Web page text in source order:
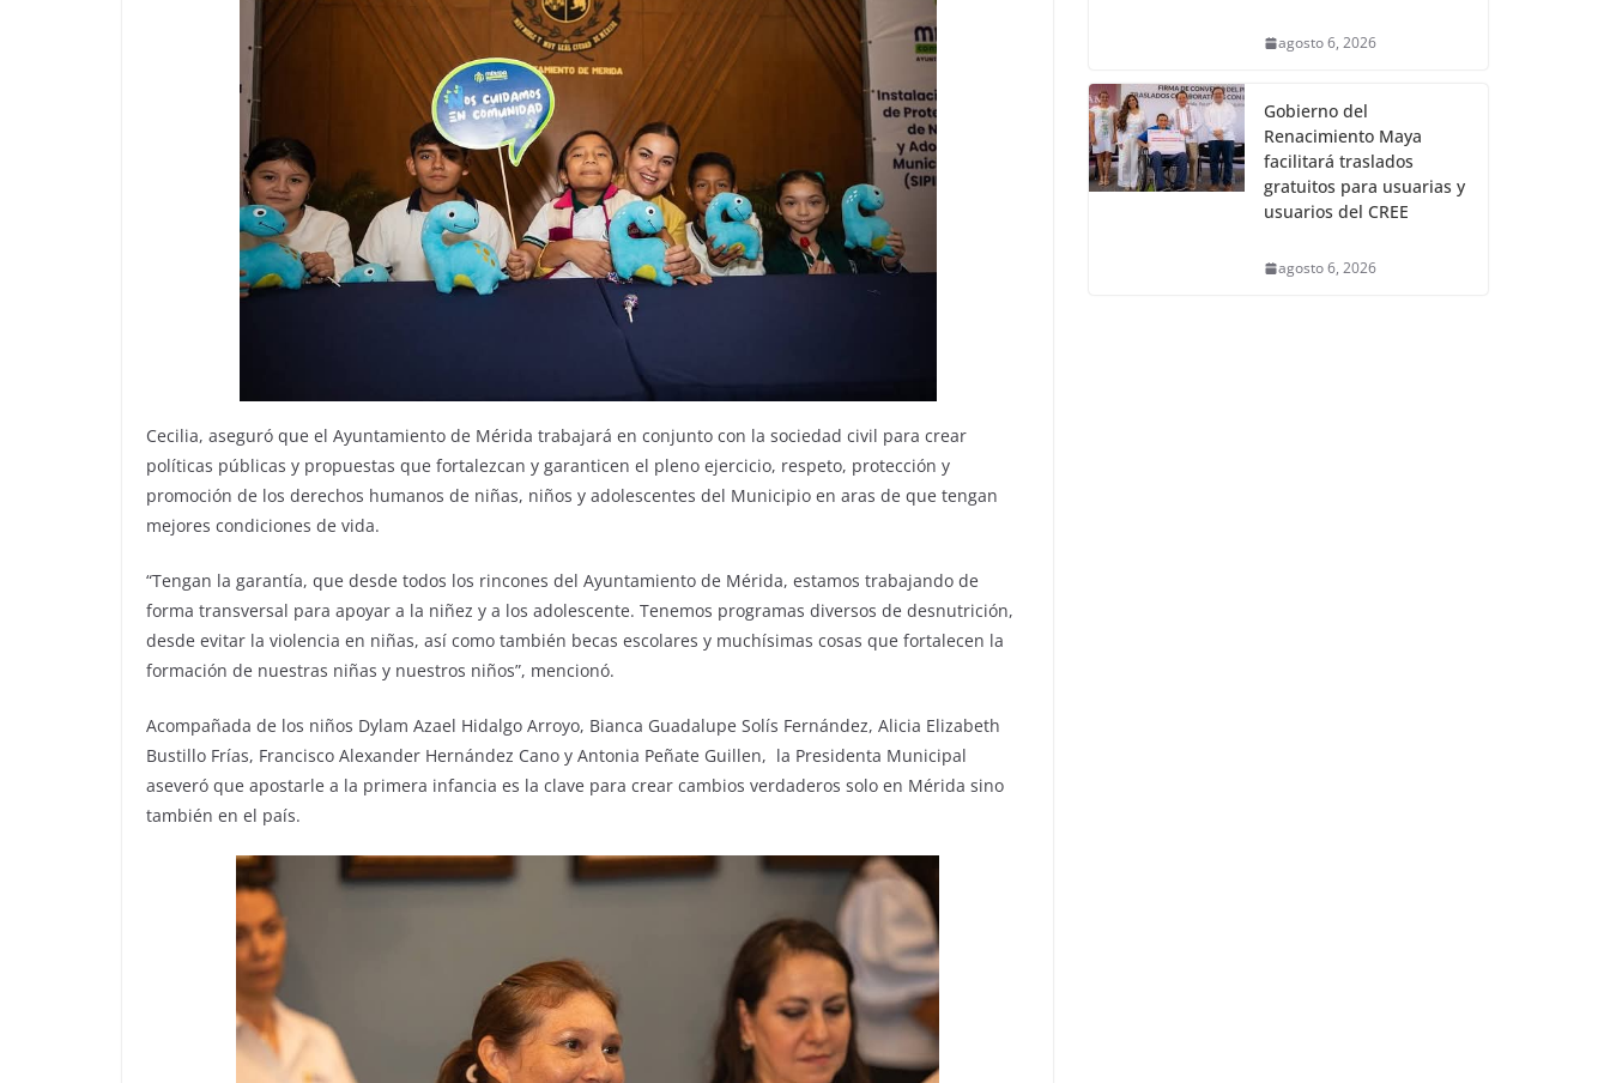
Cecilia, aseguró que el Ayuntamiento de Mérida trabajará en conjunto con la sociedad civil para crear
políticas públicas y propuestas que fortalezcan y garanticen el pleno ejercicio, respeto, protección y
promoción de los derechos humanos de niñas, niños y adolescentes del Municipio en aras de que tengan
mejores condiciones de vida.
“Tengan la garantía, que desde todos los rincones del Ayuntamiento de Mérida, estamos trabajando de
forma transversal para apoyar a la niñez y a los adolescente. Tenemos programas diversos de desnutrición,
desde evitar la violencia en niñas, así como también becas escolares y muchísimas cosas que fortalecen la
formación de nuestras niñas y nuestros niños”, mencionó.
Acompañada de los niños Dylam Azael Hidalgo Arroyo, Bianca Guadalupe Solís Fernández, Alicia Elizabeth
Bustillo Frías, Francisco Alexander Hernández Cano y Antonia Peñate Guillen, la Presidenta Municipal
aseveró que apostarle a la primera infancia es la clave para crear cambios verdaderos solo en Mérida sino
también en el país.
agosto 6, 2026
Gobierno del
Renacimiento Maya
facilitará traslados
gratuitos para usuarias y
usuarios del CREE
agosto 6, 2026